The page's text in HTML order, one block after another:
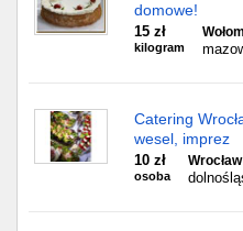
domowe!
15 zł
kilogram
Catering
wesel, imprez
10 zł
osoba
Wrocław